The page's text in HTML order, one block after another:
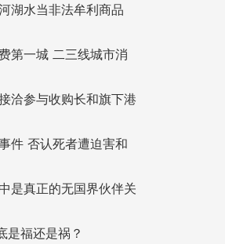
湖水当非法牟利商品
第一城 二三线城市消
洽参与收购长和旗下港
件 否认死者遭迫害和
是真正的无国界伙伴关
是福还是祸？